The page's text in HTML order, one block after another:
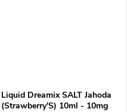
Liquid Dreamix SALT Jahoda
(Strawberry'S) 10ml - 10mg